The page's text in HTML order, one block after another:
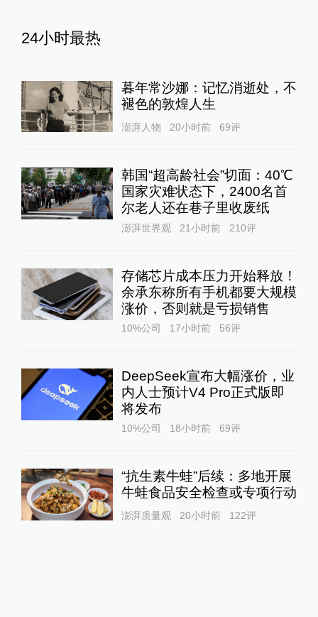
24小时最热
暮年常沙娜：记忆消逝处，不
褪色的敦煌人生
澎湃人物 20小时前 69评
韩国“超高龄社会”切面：40℃
国家灾难状态下，2400名首
尔老人还在巷子里收废纸
澎湃世界观 21小时前 210评
存储芯片成本压力开始释放！
余承东称所有手机都要大规模
涨价，否则就是亏损销售
10%公司 17小时前 56评
DeepSeek宣布大幅涨价，业
内人士预计V4 Pro正式版即
将发布
10%公司 18小时前 69评
“抗生素牛蛙”后续：多地开展
牛蛙食品安全检查或专项行动
澎湃质量观 20小时前 122评